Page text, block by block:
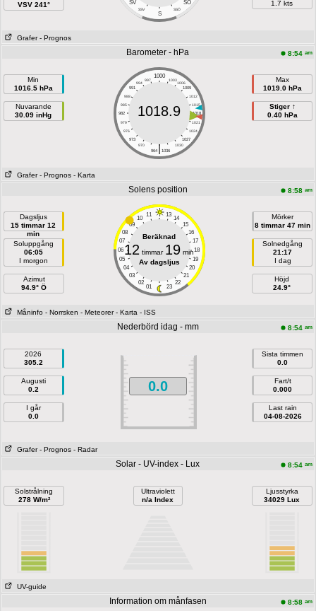
VSV 241°
SV SÖ
SSV SSÖ
S
1.7 kts
Grafer - Prognos
Barometer - hPa 8:54 am
Min
1016.5 hPa
Nuvarande
30.09 inHg
1000
997 1003
994
1006
991
1009
988
1012
985
1015
982
1018
979
1021
976
1024
973
1027
970
1030
|
964 1036
1018.9
Max
1019.0 hPa
Stiger ↑
0.40 hPa
Grafer - Prognos - Karta
Solens position 8:58 am
Dagsljus
15 timmar 12
min
Soluppgång
06:05
I morgon
Azimut
94.9° Ö
11 13
10
14
09
15
08
16
07
17
06
18
05
19
04
20
03
21
02
22
01 23
Beräknad
12 timmar 19 min
Av dagsljus
Mörker
8 timmar 47 min
Solnedgång
21:17
I dag
Höjd
24.9°
Måninfo - Norrsken - Meteorer - Karta - ISS
Nederbörd idag - mm 8:54 am
2026
305.2
Augusti
0.2
I går
0.0
0.0
Sista timmen
0.0
Fart/t
0.000
Last rain
04-08-2026
Grafer - Prognos - Radar
Solar - UV-index - Lux 8:54 am
Solstrålning
278 W/m²
Ultraviolett
n/a Index
Ljusstyrka
34029 Lux
UV-guide
Information om månfasen 8:58 am